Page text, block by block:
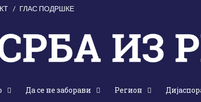
ГЛАС ПОДРШКЕ
Да се не заборави Регион